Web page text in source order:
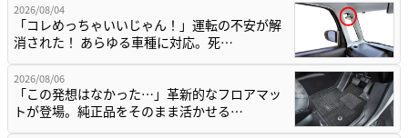
2026/08/04
「コレめっちゃいいじゃん！」運転の不安が解
消された！ あらゆる車種に対応。死…
2026/08/06
「この発想はなかった…」革新的なフロアマッ
トが登場。純正品をそのまま活かせる…